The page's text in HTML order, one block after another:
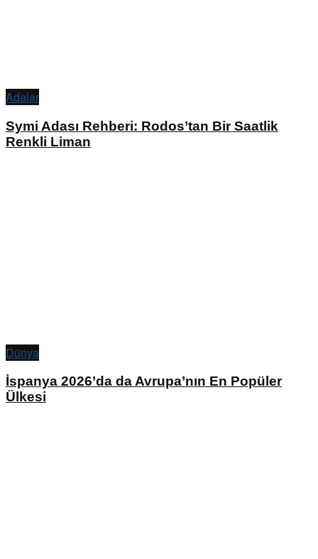
Adalar
Symi Adası Rehberi: Rodos’tan Bir Saatlik
Renkli Liman
Dünya
İspanya 2026’da da Avrupa’nın En Popüler
Ülkesi